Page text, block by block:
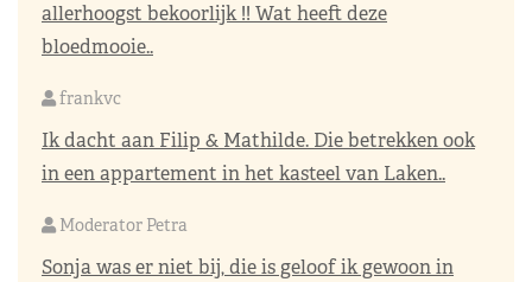
allerhoogst bekoorlijk !! Wat heeft deze
bloedmooie..
frankvc
Ik dacht aan Filip & Mathilde. Die betrekken ook
in een appartement in het kasteel van Laken..
Moderator Petra
Sonja was er niet bij, die is geloof ik gewoon in